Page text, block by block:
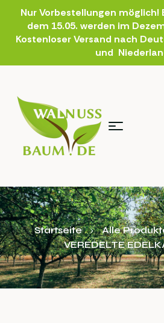
Nur Vorbestellungen möglich!
dem 15.05. werden im
Kostenloser Versand nach
und
Startseite Alle
VEREDELTE